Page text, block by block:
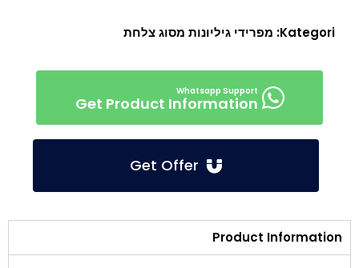
Kategori: מפרידי גיליונות מסוג צלחת
Get Product Information
Product Information